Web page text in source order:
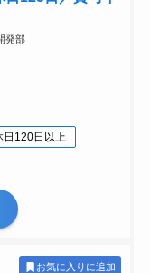
発部
日120日以上
お気に入りに追加